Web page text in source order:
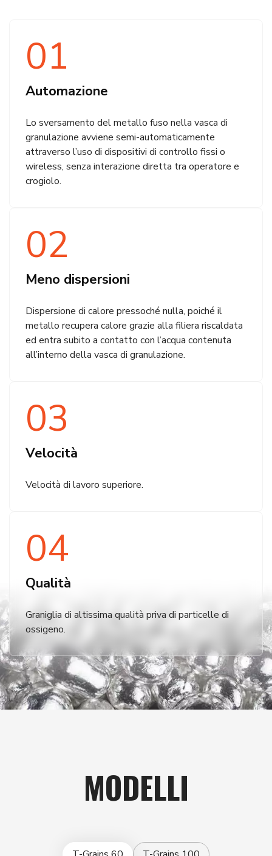
01
Automazione
Lo sversamento del metallo fuso nella vasca di
granulazione avviene semi-automaticamente
attraverso l’uso di dispositivi di controllo fissi o
wireless, senza interazione diretta tra operatore e
crogiolo.
02
Meno dispersioni
Dispersione di calore pressoché nulla, poiché il
metallo recupera calore grazie alla filiera riscaldata
ed entra subito a contatto con l’acqua contenuta
all’interno della vasca di granulazione.
03
Velocità
Velocità di lavoro superiore.
04
Qualità
Graniglia di altissima qualità priva di particelle di
ossigeno.
MODELLI